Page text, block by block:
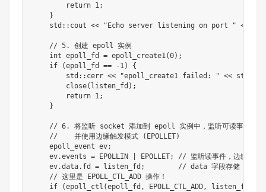
return 1 ;
}
    std
:: cout << "Echo server listening on port " <<
// 5. 创建 epoll 实例
int epoll_fd = epoll_create1 (0) ;
if
(epoll_fd == -1 )
{
        std
:: cerr << "epoll_create1 failed: " <<
close( listen_fd ) ;
return 1 ;
}
// 6. 将监听 socket 添加到 epoll 实例中，监听可读事件（新
//    并使用边缘触发模式 (EPOLLET)
    epoll_event ev
;
    ev
.events = EPOLLIN EPOLLET;
// 监听读事件，边缘触发
    ev
.data. fd = listen_fd ;
// data 字段存储 FD 本
// 这里是 EPOLL_CTL_ADD 操作！
if
(epoll_ctl (epoll_fd , EPOLL_CTL_ADD , listen_fd